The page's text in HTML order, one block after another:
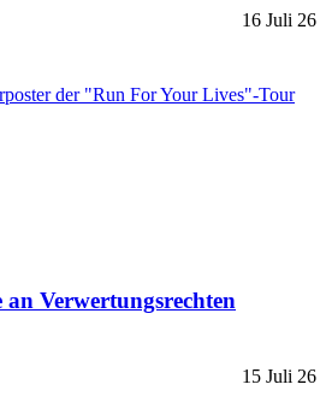
16 Juli 26
Verwertungsrechten
15 Juli 26